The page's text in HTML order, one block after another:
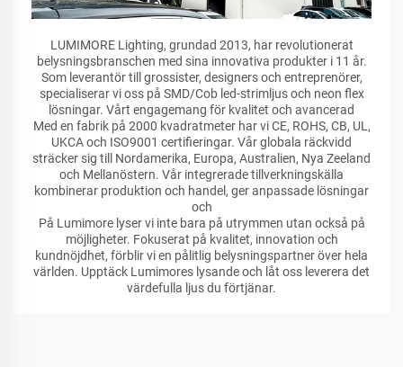
LUMIMORE Lighting, grundad 2013, har revolutionerat
belysningsbranschen med sina innovativa produkter i 11 år.
Som leverantör till grossister, designers och entreprenörer,
specialiserar vi oss på SMD/Cob led-strimljus och neon flex
lösningar. Vårt engagemang för kvalitet och avancerad
Med en fabrik på 2000 kvadratmeter har vi CE, ROHS, CB, UL,
UKCA och ISO9001 certifieringar. Vår globala räckvidd
sträcker sig till Nordamerika, Europa, Australien, Nya Zeeland
och Mellanöstern. Vår integrerade tillverkningskälla
kombinerar produktion och handel, ger anpassade lösningar
och
På Lumimore lyser vi inte bara på utrymmen utan också på
möjligheter. Fokuserat på kvalitet, innovation och
kundnöjdhet, förblir vi en pålitlig belysningspartner över hela
världen. Upptäck Lumimores lysande och låt oss leverera det
värdefulla ljus du förtjänar.